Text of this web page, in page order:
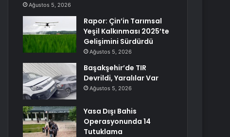
Ağustos 5, 2026
Rapor: Çin’in Tarımsal
Yeşil Kalkınması 2025’te
Gelişimini Sürdürdü
Ağustos 5, 2026
Başakşehir’de TIR
Devrildi, Yaralılar Var
Ağustos 5, 2026
Yasa Dışı Bahis
Operasyonunda 14
Tutuklama